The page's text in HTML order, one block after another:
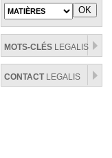
MOTS-CLÉS LEGALIS
CONTACTLEGALIS